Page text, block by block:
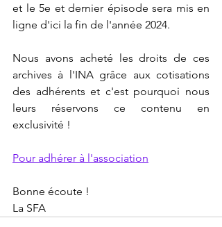
et le 5e et dernier épisode sera mis en
ligne d'ici la fin de l'année 2024.
Nous avons acheté les droits de ces
archives à l'INA grâce aux cotisations
des adhérents et c'est pourquoi nous
leurs réservons ce contenu en
exclusivité !
Pour adhérer à l'association
Bonne écoute !
La SFA